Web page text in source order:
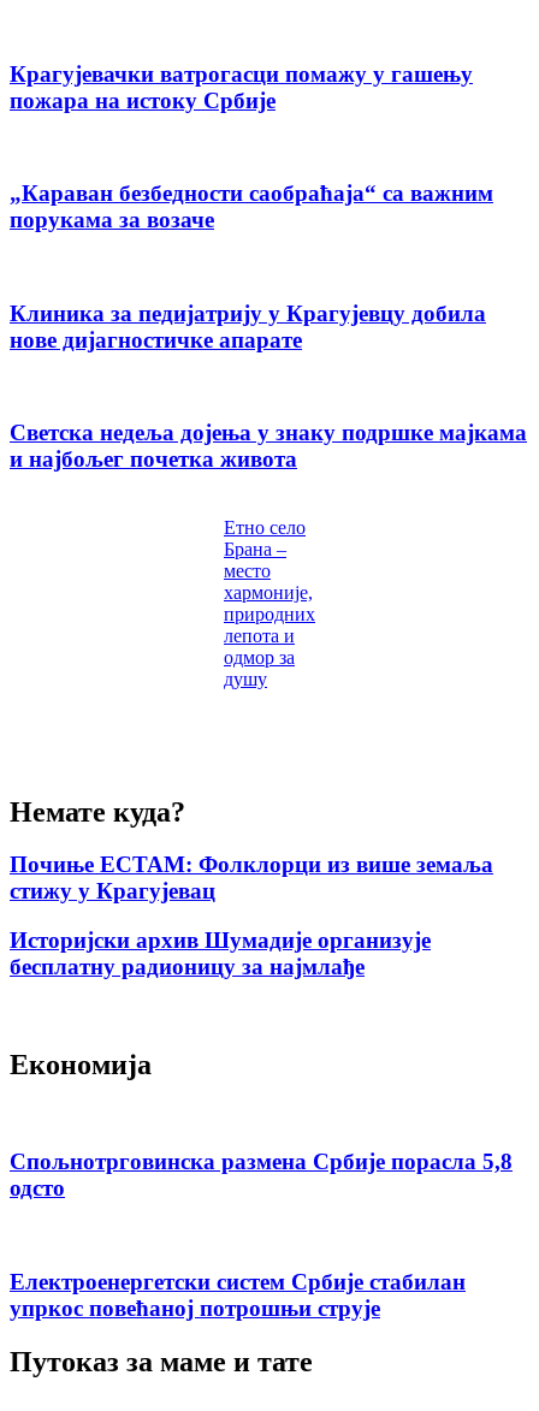
Крагујевачки ватрогасци помажу у гашењу
пожара на истоку Србије
„Караван безбедности саобраћаја“ са важним
порукама за возаче
Клиника за педијатрију у Крагујевцу добила
нове дијагностичке апарате
Светска недеља дојења у знаку подршке мајкама
и најбољег почетка живота
Етно село
Брана –
место
хармоније,
природних
лепота и
одмор за
душу
Немате куда?
Почиње ЕСТАМ: Фолклорци из више земаља
стижу у Крагујевац
Историјски архив Шумадије организује
бесплатну радионицу за најмлађе
Економија
Спољнотрговинска размена Србије порасла 5,8
одсто
Електроенергетски систем Србије стабилан
упркос повећаној потрошњи струје
Путоказ за маме и тате